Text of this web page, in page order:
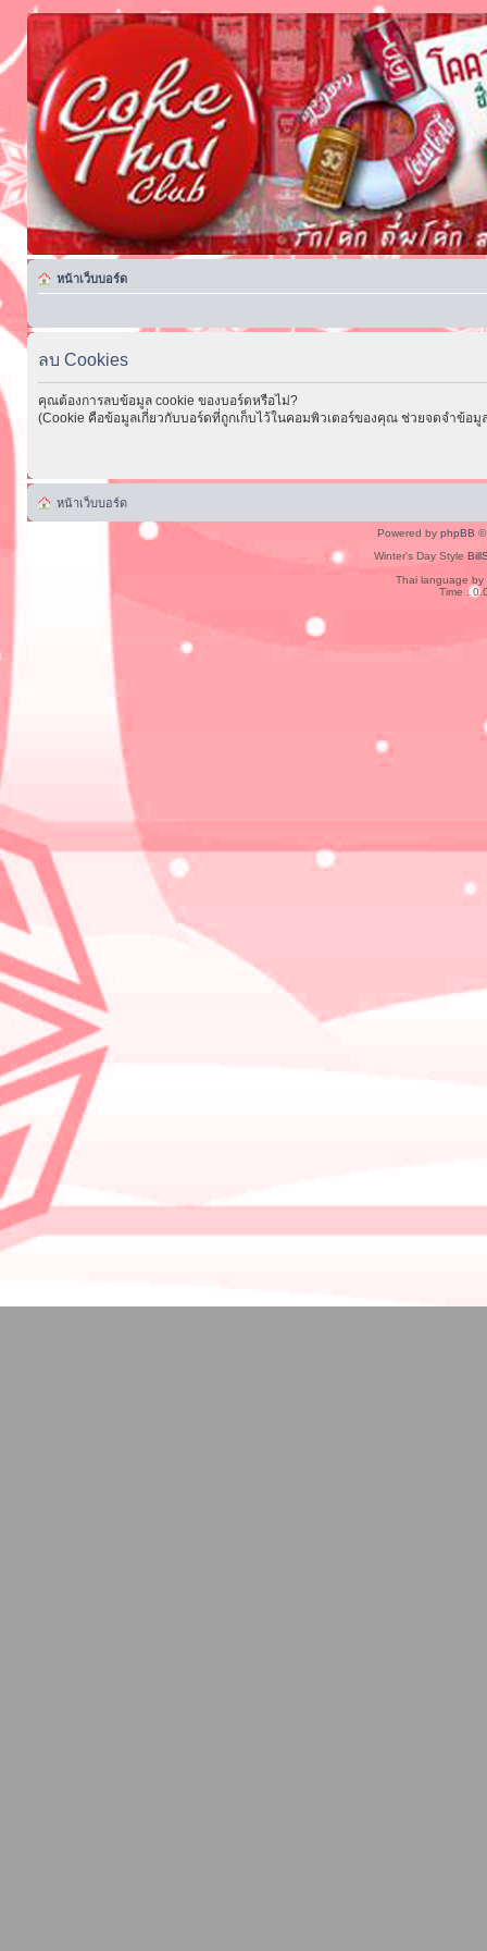
หน้าเว็บบอร์ด
ลบ Cookies
คุณต้องการลบข้อมูล cookie ของบอร์ดหรือไม่?
(Cookie คือข้อมูลเกี่ยวกับบอร์ดที่ถูกเก็บไว้ในคอมพิวเตอร์ของคุณ ช่วยจดจำข้อมู
หน้าเว็บบอร์ด
Powered by phpBB ©
Winter's Day Style
Thai language by
Time :